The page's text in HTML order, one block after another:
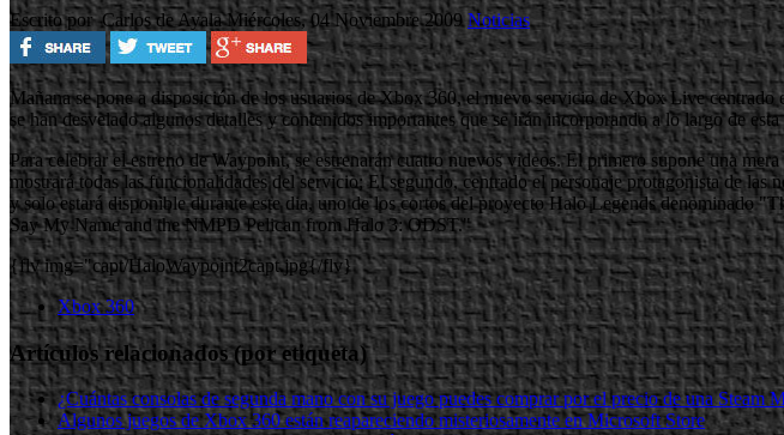
Escrito por Carlos de AyalaMiércoles, 04 Noviembre 2009 Noticias
Mañana se pone a disposición de los usuarios de Xbox 360, el nuevo servicio de Xbox Live
se han desvelado algunos detalles y contenidos importantes que se irán incorporando a lo largo de esta
Para celebrar el estreno de Waypoint, se estrenarán cuatro nuevos videos. El primero supone una
mostrará todas las funcionalidades del servicio; El segundo, centrado el personaje protagonista de
y solo estará disponible durante este dia, uno de los cortos del proyecto Halo Legends denominado
Say My Name and the NMPD Pelican from Halo 3: ODST."
{flv img="capt/HaloWaypoint2capt.jpg{/flv}
Xbox 360
Artículos relacionados (por etiqueta)
¿Cuántas consolas de segunda mano con su juego puedes comprar por el precio de una Steam
Algunos juegos de Xbox 360 están reapareciendo misteriosamente en Microsoft Store